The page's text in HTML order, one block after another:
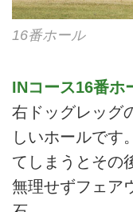
16番ホール
INコース16番ホ
右ドッグレッグ
しいホールです
てしまうとその
無理せずフェア